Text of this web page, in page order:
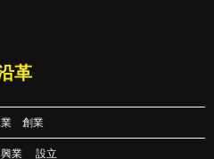
革
業 創業
興業 設立